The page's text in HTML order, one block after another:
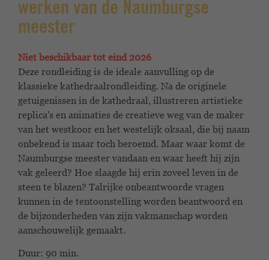
werken van de Naumburgse
meester
Niet beschikbaar tot eind 2026
Deze rondleiding is de ideale aanvulling op de
klassieke kathedraalrondleiding. Na de originele
getuigenissen in de kathedraal, illustreren artistieke
replica's en animaties de creatieve weg van de maker
van het westkoor en het westelijk oksaal, die bij naam
onbekend is maar toch beroemd. Maar waar komt de
Naumburgse meester vandaan en waar heeft hij zijn
vak geleerd? Hoe slaagde hij erin zoveel leven in de
steen te blazen? Talrijke onbeantwoorde vragen
kunnen in de tentoonstelling worden beantwoord en
de bijzonderheden van zijn vakmanschap worden
aanschouwelijk gemaakt.
Duur: 90 min.